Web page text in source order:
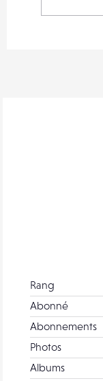
Rang
Abonné
Abonnements
Photos
Albums